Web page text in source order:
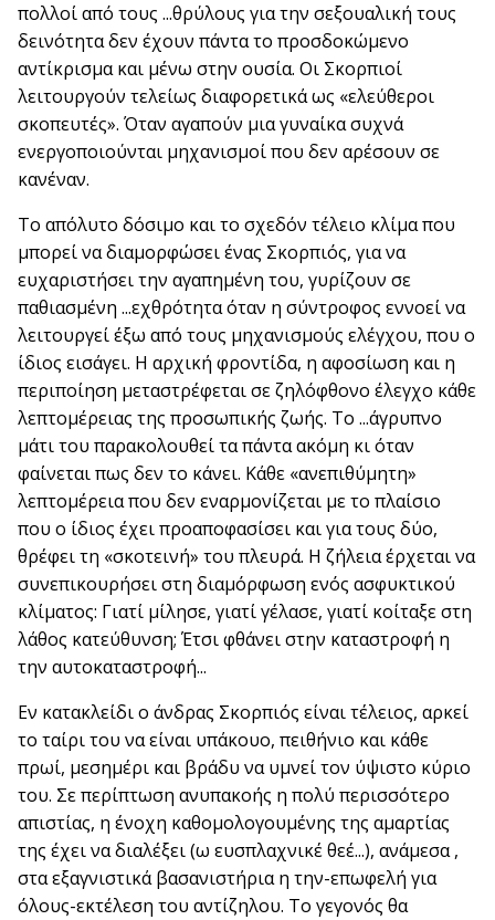
πολλοί από τους ...θρύλους για την σεξουαλική τους
δεινότητα δεν έχουν πάντα το προσδοκώμενο
αντίκρισμα και μένω στην ουσία. Οι Σκορπιοί
λειτουργούν τελείως διαφορετικά ως «ελεύθεροι
σκοπευτές». Όταν αγαπούν μια γυναίκα συχνά
ενεργοποιούνται μηχανισμοί που δεν αρέσουν σε
κανέναν.
Το απόλυτο δόσιμο και το σχεδόν τέλειο κλίμα που
μπορεί να διαμορφώσει ένας Σκορπιός, για να
ευχαριστήσει την αγαπημένη του, γυρίζουν σε
παθιασμένη ...εχθρότητα όταν η σύντροφος εννοεί να
λειτουργεί έξω από τους μηχανισμούς ελέγχου, που ο
ίδιος εισάγει. Η αρχική φροντίδα, η αφοσίωση και η
περιποίηση μεταστρέφεται σε ζηλόφθονο έλεγχο κάθε
λεπτομέρειας της προσωπικής ζωής. Το ...άγρυπνο
μάτι του παρακολουθεί τα πάντα ακόμη κι όταν
φαίνεται πως δεν το κάνει. Κάθε «ανεπιθύμητη»
λεπτομέρεια που δεν εναρμονίζεται με το πλαίσιο
που ο ίδιος έχει προαποφασίσει και για τους δύο,
θρέφει τη «σκοτεινή» του πλευρά. Η ζήλεια έρχεται να
συνεπικουρήσει στη διαμόρφωση ενός ασφυκτικού
κλίματος: Γιατί μίλησε, γιατί γέλασε, γιατί κοίταξε στη
λάθος κατεύθυνση; Έτσι φθάνει στην καταστροφή η
την αυτοκαταστροφή...
Εν κατακλείδι ο άνδρας Σκορπιός είναι τέλειος, αρκεί
το ταίρι του να είναι υπάκουο, πειθήνιο και κάθε
πρωί, μεσημέρι και βράδυ να υμνεί τον ύψιστο κύριο
του. Σε περίπτωση ανυπακοής η πολύ περισσότερο
απιστίας, η ένοχη καθομολογουμένης της αμαρτίας
της έχει να διαλέξει (ω ευσπλαχνικέ θεέ...), ανάμεσα ,
στα εξαγνιστικά βασανιστήρια η την-επωφελή για
όλους-εκτέλεση του αντίζηλου. Το γεγονός θα